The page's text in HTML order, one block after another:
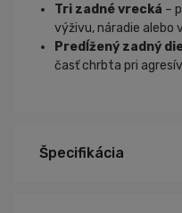
Tri zadné vrecká –
výživu, náradie alebo
Predĺžený zadný
časť chrbta pri
Špecifikácia